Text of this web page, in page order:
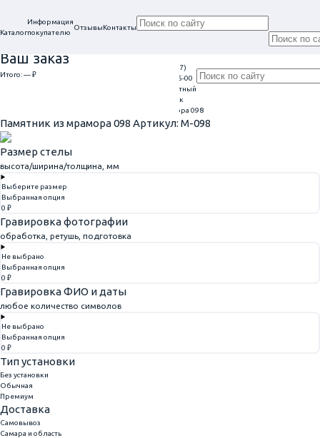
Каталог
Информация
покупателю
ОтзывыКонтакты
Ваш заказ
Итого:— ₽
Проконсультируем
+7 (917)
113-05-00
Обратный
звонок
Памятник из мрамора 098
Памятник из мрамора 098 Артикул: M-098
Размер стелы
высота/ширина/толщина, мм
Выберите размер
Выбранная опция
0 ₽
Гравировка фотографии
обработка, ретушь, подготовка
Не выбрано
Выбранная опция
0 ₽
Гравировка ФИО и даты
любое количество символов
Не выбрано
Выбранная опция
0 ₽
Тип установки
Без установки
Обычная
Премиум
Доставка
Самовывоз
Самара и область